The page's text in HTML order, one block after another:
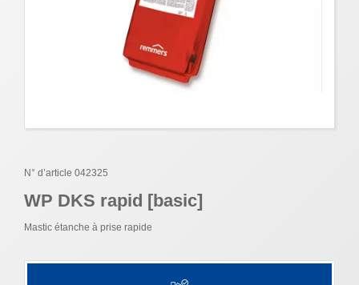
N° d’article 042325
WP DKS rapid [basic]
Mastic étanche à prise rapide